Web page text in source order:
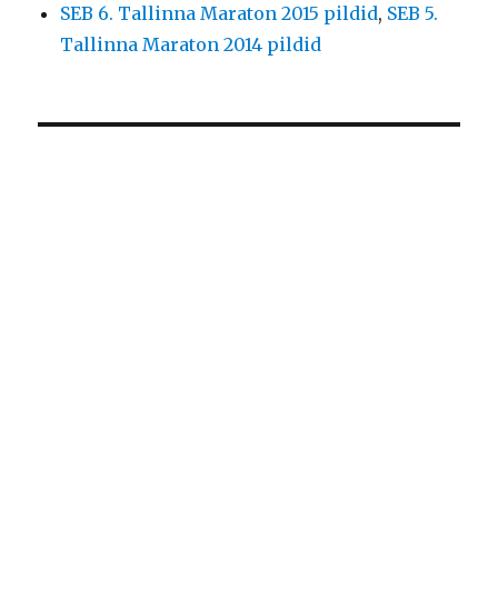
SEB 6. Tallinna Maraton 2015 pildid, SEB 5.
Tallinna Maraton 2014 pildid